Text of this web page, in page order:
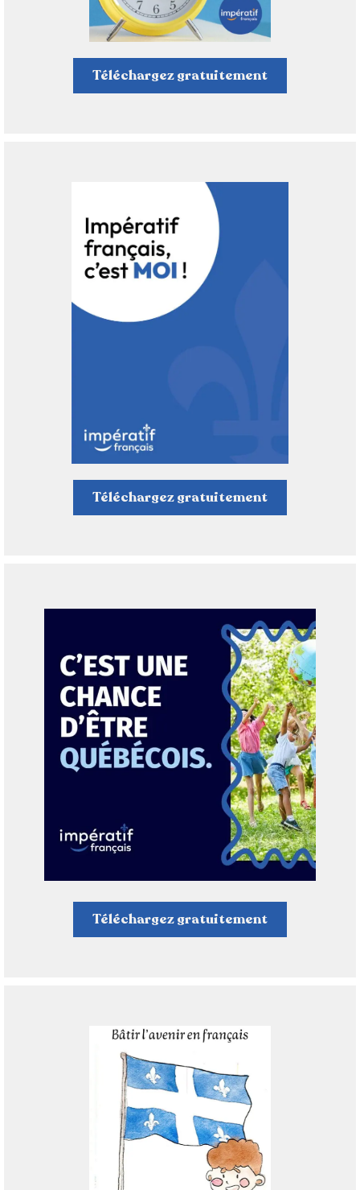
Téléchargez gratuitement
Téléchargez gratuitement
Téléchargez gratuitement